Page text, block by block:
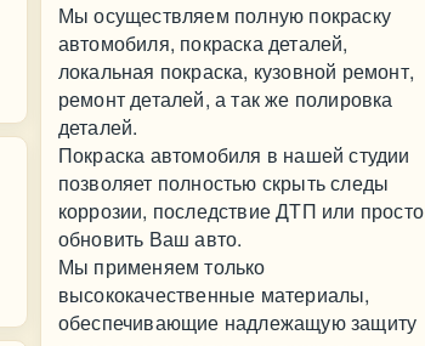
Мы осуществляем полную покраску
автомобиля, покраска деталей,
локальная покраска, кузовной ремонт,
ремонт деталей, а так же полировка
деталей.
Покраска автомобиля в нашей студии
позволяет полностью скрыть следы
коррозии, последствие ДТП или просто
обновить Ваш авто.
Мы применяем только
высококачественные материалы,
обеспечивающие надлежащую защиту